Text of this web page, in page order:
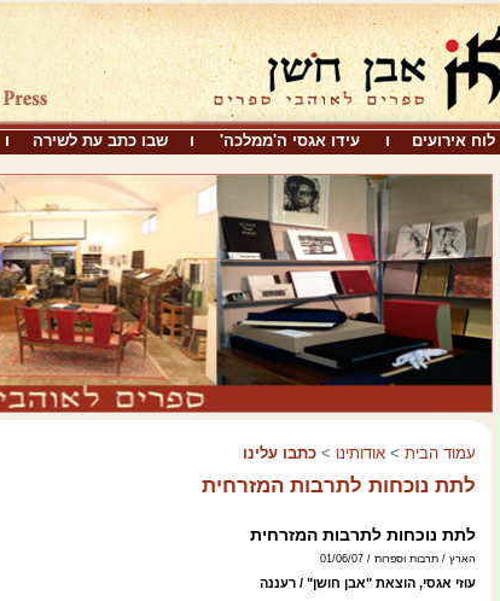
לוח אירועים עידו אגסי ה'ממלכה' שבו כתב עת לשירה
עמוד הבית > אודותינו > כתבו עלינו
לתת נוכחות לתרבות המזרחית
לתת נוכחות לתרבות המזרחית
הארץ / תרבות וספרות / 01/06/07
עוזי אגסי, הוצאת "אבן חושן" / רעננה